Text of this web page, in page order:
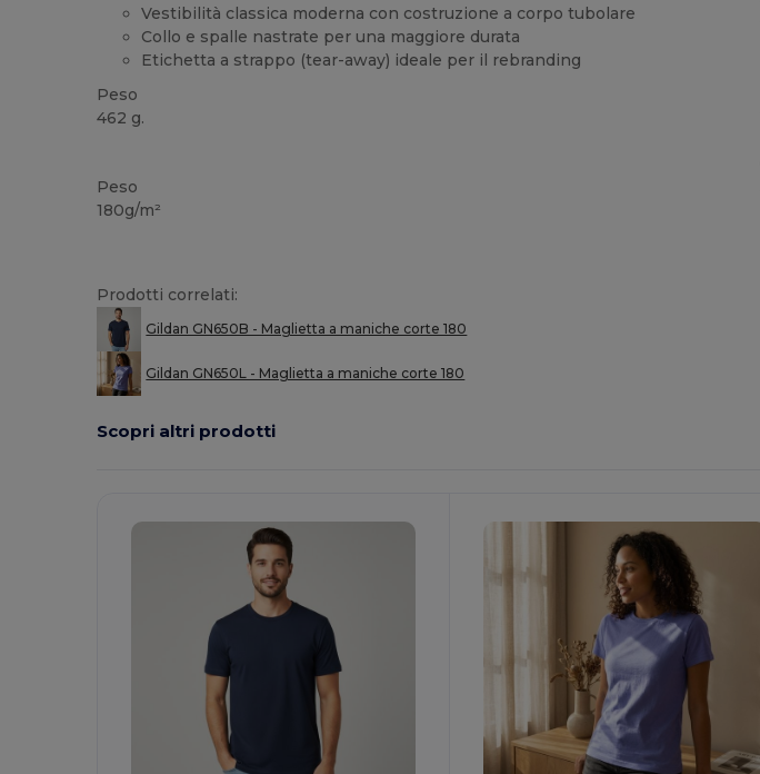
Vestibilità classica moderna con costruzione a corpo tubolare
Collo e spalle nastrate per una maggiore durata
Etichetta a strappo (tear-away) ideale per il rebranding
Peso
462 g.
Peso
180g/m²
Prodotti correlati:
Gildan GN650B - Maglietta a maniche corte 180
Gildan GN650L - Maglietta a maniche corte 180
Scopri altri prodotti